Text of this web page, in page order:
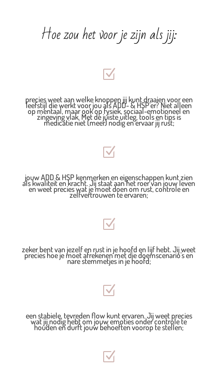
Hoe zou het voor je zijn als jij:
Z
precies weet aan welke knoppen jij kunt draaien voor een
leefstijl die werkt voor jou als ADD- & HSP'er? Niet alleen
op mentaal, maar ook op fysiek, sociaal-emotioneel en
zingeving vlak. Met de juiste uitleg, tools en tips is
medicatie niet (meer) nodig en ervaar jij rust;
Z
jouw ADD & HSP kenmerken en eigenschappen kunt zien
als kwaliteit en kracht. Jij staat aan het roer van jouw leven
en weet precies wat je moet doen om rust, controle en
zelfvertrouwen te ervaren;
Z
zeker bent van jezelf en rust in je hoofd en lijf hebt. Jij weet
precies hoe je moet afrekenen met die doemscenario's en
nare stemmetjes in je hoofd;
Z
een stabiele, tevreden flow kunt ervaren. Jij weet precies
wat jij nodig hebt om jouw emoties onder controle te
houden en durft jouw behoeften voorop te stellen;
Z